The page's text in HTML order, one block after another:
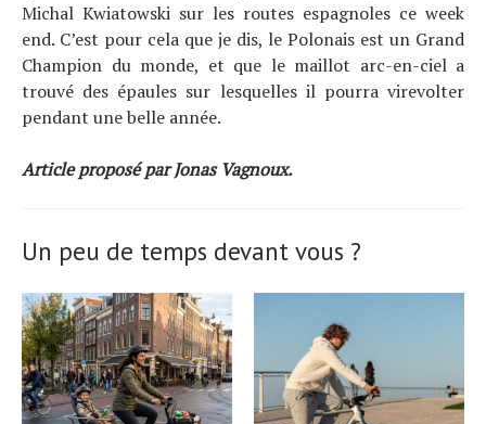
Michal Kwiatowski sur les routes espagnoles ce week
end. C’est pour cela que je dis, le Polonais est un Grand
Champion du monde, et que le maillot arc-en-ciel a
trouvé des épaules sur lesquelles il pourra virevolter
pendant une belle année.
Article proposé par Jonas Vagnoux.
Un peu de temps devant vous ?